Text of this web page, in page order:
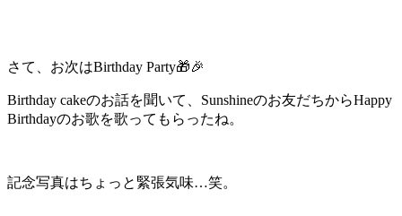
さて、お次はBirthday Party🎁🎉
Birthday cakeのお話を聞いて、Sunshineのお友だちからHappy
Birthdayのお歌を歌ってもらったね。
記念写真はちょっと緊張気味…笑。